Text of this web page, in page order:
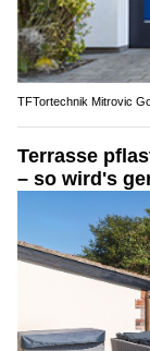
TFTortechnik Mitrovic
Terrasse
– so wird's